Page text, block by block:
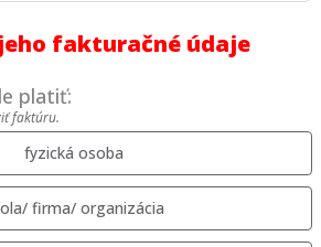
fakturačné údaje
platiť:
faktúru.
fyzická osoba
firma/ organizácia